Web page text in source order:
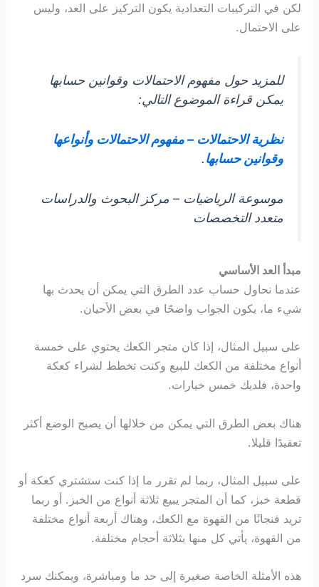
لكن في التركيبات التعدادية يكون التركيز على العد، وليس
على الاحتمال.
للمزيد حول مفهوم الاحتمالات وقوانين حسابها
يمكن قراءة الموضوع التالي:
نظرية الاحتمالات – مفهوم الاحتمالات وأنواعها
وقوانين حسابها.
موسوعة الرياضيات – مركز البحوث والدراسات
متعدد التخصصات
مبدأ العد الأساسي
عندما نحاول حساب عدد الطرق التي يمكن أن يحدث بها
شيء ما، يكون الجواب واضحًا في بعض الأحيان.
على سبيل المثال، إذا كان متجر الكعك يحتوي على خمسة
أنواع مختلفة من الكعك للبيع وكنت تخطط لشراء كعكة
واحدة، فلديك خمس خيارات.
هناك بعض الطرق التي يمكن من خلالها أن يصبح الوضع أكثر
تعقيدًا قليلا.
على سبيل المثال، ربما لم تقرر ما إذا كنت ستشتري كعكة أو
قطعة خبز، كما أن المتجر يبيع ثلاثة أنواع من الخبز. أو ربما
تريد فنجانًا من القهوة مع الكعك، وهناك أربعة أنواع مختلفة
من القهوة، يأتي كل منها بثلاثة أحجام مختلفة.
هذه الأمثلة الخاصة صغيرة إلى حد ما ومباشرة، ويمكنك سرد